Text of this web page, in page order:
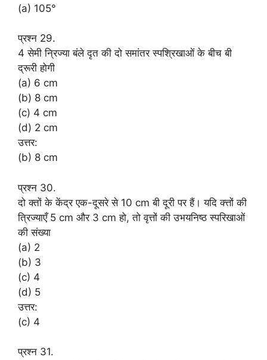
(a) 105°
प्रश्न 29.
4 सेमी न्रिज्या बंले दृत की दो समांतर स्पश्रिखाओं के बीच बी
द्रूरी होगी
(a) 6 cm
(b) 8 cm
(c) 4 cm
(d) 2 cm
उत्तर:
(b) 8 cm
प्रश्न 30.
दो क्तों के केंद्र एक-दूसरे से 10 cm बी दूरी पर हैं। यदि क्त्तों की
त्रिज्याएँ 5 cm और 3 cm हो, तो वृत्तों की उभयनिष्ठ स्परिखाओं
की संख्या
(a) 2
(b) 3
(c) 4
(d) 5
उत्तर:
(c) 4
प्रश्न 31.